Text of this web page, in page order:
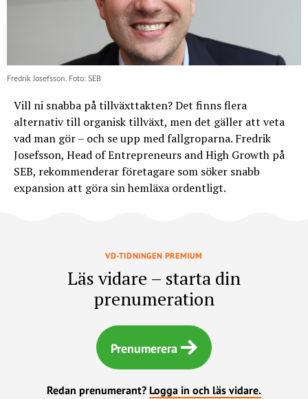
Fredrik Josefsson. Foto: SEB
Vill ni snabba på tillväxttakten? Det finns flera
alternativ till organisk tillväxt, men det gäller att veta
vad man gör – och se upp med fallgroparna. Fredrik
Josefsson, Head of Entrepreneurs and High Growth på
SEB, rekommenderar företagare som söker snabb
expansion att göra sin hemläxa ordentligt.
VD-TIDNINGEN PREMIUM
Läs vidare – starta din
prenumeration
Prenumerera
Redan prenumerant? Logga in och läs vidare.